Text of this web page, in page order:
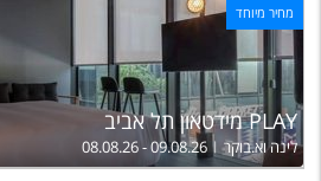
מחיר מיוחד
PLAY מידטאון תל אביב
לינה וא.בוקר 08.08.26 - 09.08.26